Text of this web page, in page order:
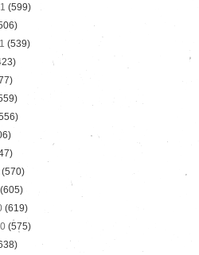
(599)
(539)
(570)
(605)
(619)
(575)